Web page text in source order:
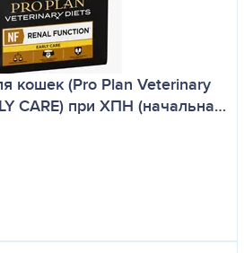
кошек (Pro Plan Veterinary
CARE) при ХПН (начальна…